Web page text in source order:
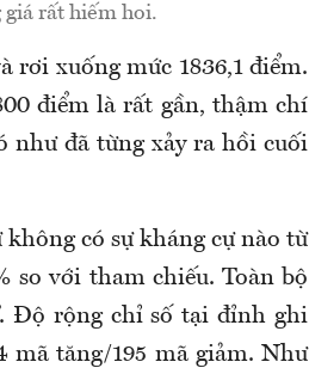
giá rất hiếm hoi.
rơi xuống mức 1836,1 điểm.
điểm là rất gần, thậm chí
như đã từng xảy ra hồi cuối
có sự kháng cự nào từ
so với tham chiếu. Toàn bộ
Độ rộng chỉ số tại đỉnh ghi
mã tăng/195 mã giảm. Như